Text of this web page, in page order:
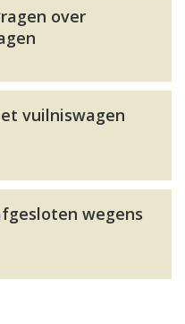
over
vuilniswagen
wegens